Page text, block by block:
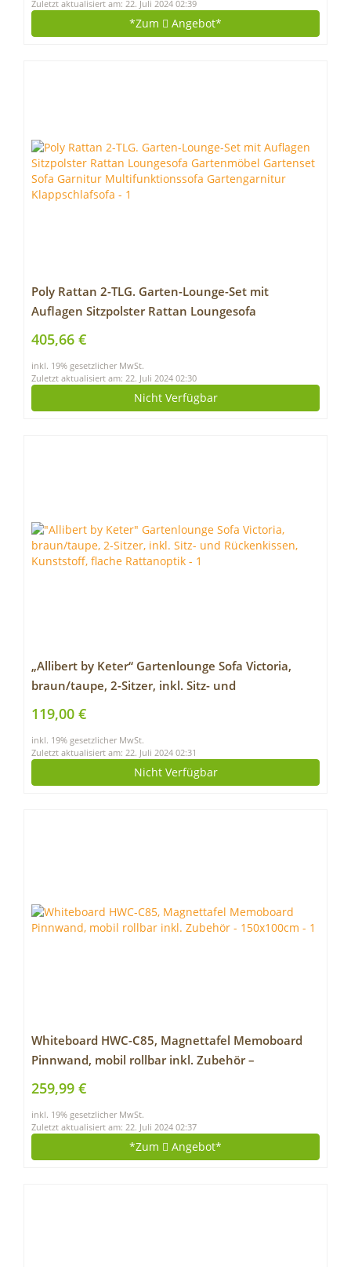
Zuletzt aktualisiert am: 22. Juli 2024 02:39
*Zum Angebot*
Poly Rattan 2-TLG. Garten-Lounge-Set mit
Auflagen Sitzpolster Rattan Loungesofa
Gartenmöbel Gartenset Sofa Garnitur
Multifunktionssofa Gartengarnitur
Klappschlafsofa
405,66 €
inkl. 19% gesetzlicher MwSt.
Zuletzt aktualisiert am: 22. Juli 2024 02:30
Nicht Verfügbar
„Allibert by Keter“ Gartenlounge Sofa Victoria,
braun/taupe, 2-Sitzer, inkl. Sitz- und
Rückenkissen, Kunststoff, flache Rattanoptik
119,00 €
inkl. 19% gesetzlicher MwSt.
Zuletzt aktualisiert am: 22. Juli 2024 02:31
Nicht Verfügbar
Whiteboard HWC-C85, Magnettafel Memoboard
Pinnwand, mobil rollbar inkl. Zubehör –
150x100cm
259,99 €
inkl. 19% gesetzlicher MwSt.
Zuletzt aktualisiert am: 22. Juli 2024 02:37
*Zum Angebot*